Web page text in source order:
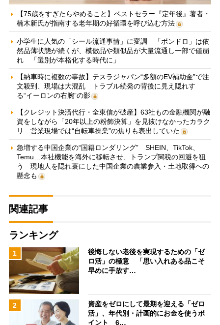
【75歳をすぎたらやめること】ベストセラー『定年後』著者・
楠木新氏が指南する老年期の好循環を呼び込む方法
小学生に人気の「シール流通事情」に変調 「ボンドロ」は依
然品薄状態が続くが、模倣品や類似品が大量流通し一部で値崩
れ 「選別が本格化する時代に」
【納車時に複数の事故】テスラジャパン“多額のEV補助金”で注
文殺到、現場は大混乱 トラブル続発の背後に見え隠れす
る“イーロンの右腕”の影
【クレジット決済代行・全東信が破産】63社もの金融機関が融
資をしながら「20年以上の粉飾決算」を見抜けなかったカラク
リ 営業現場では“自転車操業”の焦りも表出していた
急増する中国企業の“国籍ロンダリング” SHEIN、TikTok、
Temu…本社機能を海外に移転させ、トランプ関税の回避を狙
う 現地人を隠れ蓑にした中国企業の農業参入・土地取得への
懸念も
関連記事
ランキング
1
後悔しない老後を実現するための「ゼ
ロ活」の極意 「思い入れある品こそ
早めに手放す…
2
資産をゼロにして最期を迎える「ゼロ
活」、年代別・計画的にお金を使うポ
イント 6…